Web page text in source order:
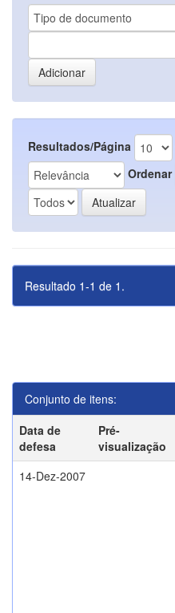
Resultados/Página
Ordenar
Resultado 1-1 de 1.
Conjunto de itens:
Data de
defesa
Pré-
visualização
14-Dez-2007